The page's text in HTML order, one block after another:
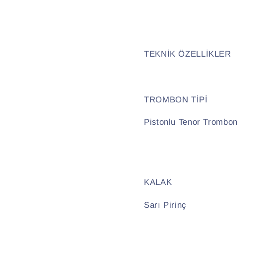
TEKNİK ÖZELLİKLER
TROMBON TİPİ
Pistonlu Tenor Trombon
KALAK
Sarı Pirinç